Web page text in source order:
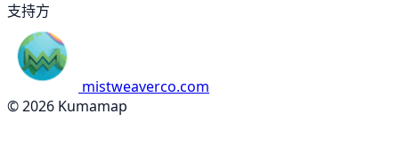
支持方
mistweaverco.com
© 2026 Kumamap